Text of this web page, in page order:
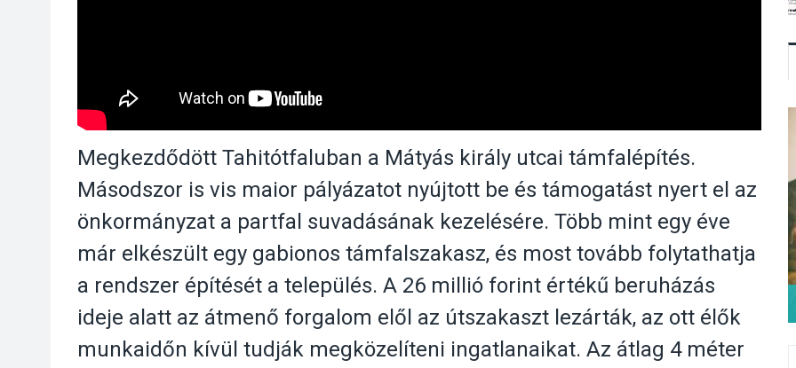
Megkezdődött Tahitótfaluban a Mátyás király utcai támfalépítés.
Másodszor is vis maior pályázatot nyújtott be és támogatást nyert el az
önkormányzat a partfal suvadásának kezelésére. Több mint egy éve
már elkészült egy gabionos támfalszakasz, és most tovább folytathatja
a rendszer építését a település. A 26 millió forint értékű beruházás
ideje alatt az átmenő forgalom elől az útszakaszt lezárták, az ott élők
munkaidőn kívül tudják megközelíteni ingatlanaikat. Az átlag 4 méter